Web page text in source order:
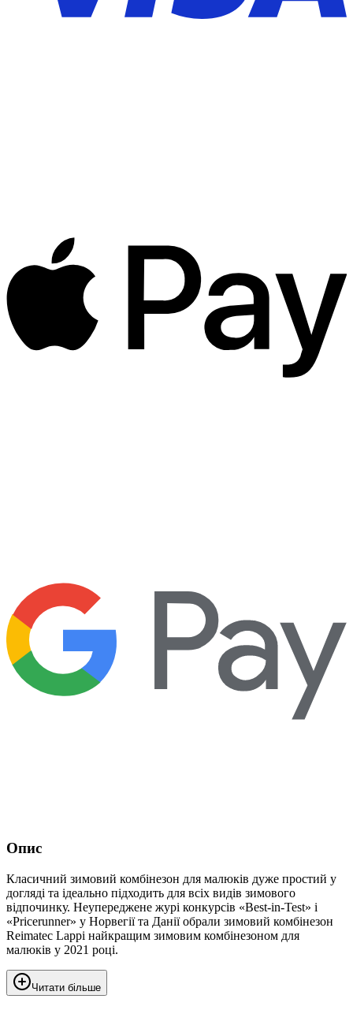
Опис
Класичний зимовий комбінезон для малюків дуже простий у
догляді та ідеально підходить для всіх видів зимового
відпочинку. Неупереджене журі конкурсів «Best-in-Test» і
«Pricerunner» у Норвегії та Данії обрали зимовий комбінезон
Reimatec Lappi найкращим зимовим комбінезоном для
малюків у 2021 році.
Читати більше